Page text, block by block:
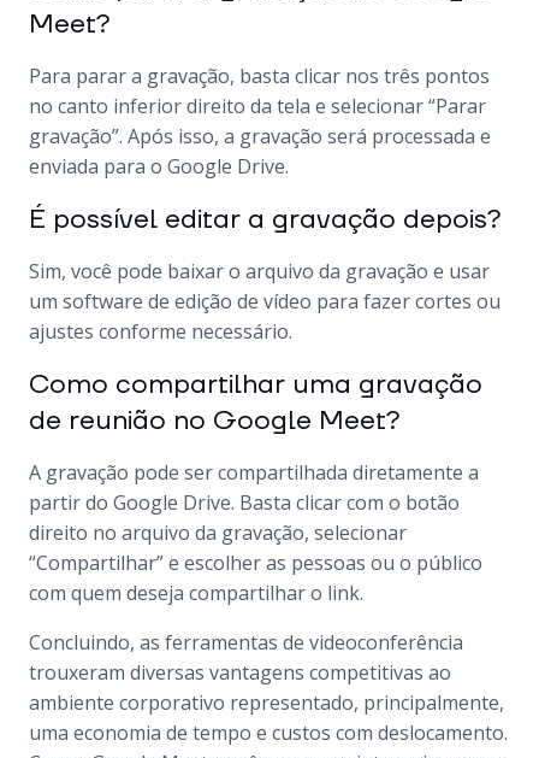
Meet?
Para parar a gravação, basta clicar nos três pontos
no canto inferior direito da tela e selecionar “Parar
gravação”. Após isso, a gravação será processada e
enviada para o Google Drive.
É possível editar a gravação depois?
Sim, você pode baixar o arquivo da gravação e usar
um software de edição de vídeo para fazer cortes ou
ajustes conforme necessário.
Como compartilhar uma gravação
de reunião no Google Meet?
A gravação pode ser compartilhada diretamente a
partir do Google Drive. Basta clicar com o botão
direito no arquivo da gravação, selecionar
“Compartilhar” e escolher as pessoas ou o público
com quem deseja compartilhar o link.
Concluindo, as ferramentas de videoconferência
trouxeram diversas vantagens competitivas ao
ambiente corporativo representado, principalmente,
uma economia de tempo e custos com deslocamento.